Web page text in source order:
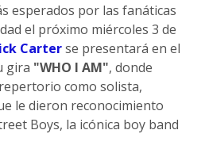
esperados por las fanáticas
el próximo miércoles 3 de
Carterse presentará en el
gira "WHO I AM", donde
como solista,
le dieron reconocimiento
Boys, la icónica boy band